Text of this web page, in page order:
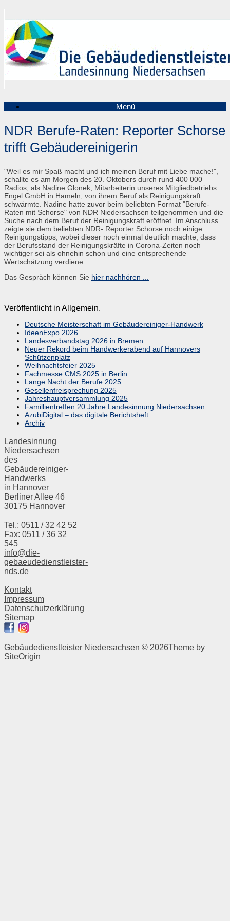
Inhalt
springen
Menü
NDR Berufe-Raten: Reporter Schorse
trifft Gebäudereinigerin
"Weil es mir Spaß macht und ich meinen Beruf mit Liebe mache!",
schallte es am Morgen des 20. Oktobers durch rund 400 000
Radios, als Nadine Glonek, Mitarbeiterin unseres Mitgliedbetriebs
Engel GmbH in Hameln, von ihrem Beruf als Reinigungskraft
schwärmte. Nadine hatte zuvor beim beliebten Format "Berufe-
Raten mit Schorse" von NDR Niedersachsen teilgenommen und die
Suche nach dem Beruf der Reinigungskraft eröffnet. Im Anschluss
zeigte sie dem beliebten NDR- Reporter Schorse noch einige
Reinigungstipps, wobei dieser noch einmal deutlich machte, dass
der Berufsstand der Reinigungskräfte in Corona-Zeiten noch
wichtiger sei als ohnehin schon und eine entsprechende
Wertschätzung verdiene.
Das Gespräch können Sie hier nachhören ...
Veröffentlicht in Allgemein.
Deutsche Meisterschaft im Gebäudereiniger-Handwerk
IdeenExpo 2026
Landesverbandstag 2026 in Bremen
Neuer Rekord beim Handwerkerabend auf Hannovers
Schützenplatz
Weihnachtsfeier 2025
Fachmesse CMS 2025 in Berlin
Lange Nacht der Berufe 2025
Gesellenfreisprechung 2025
Jahreshauptversammlung 2025
Famillientreffen 20 Jahre Landesinnung Niedersachsen
AzubiDigital – das digitale Berichtsheft
Archiv
Landesinnung
Niedersachsen
des
Gebäudereiniger-
Handwerks
in Hannover
Berliner Allee 46
30175 Hannover
Tel.: 0511 / 32 42 52
Fax: 0511 / 36 32
545
info@die-
gebaeudedienstleister-
nds.de
Kontakt
Impressum
Datenschutzerklärung
Sitemap
Gebäudedienstleister Niedersachsen © 2026Theme by
SiteOrigin